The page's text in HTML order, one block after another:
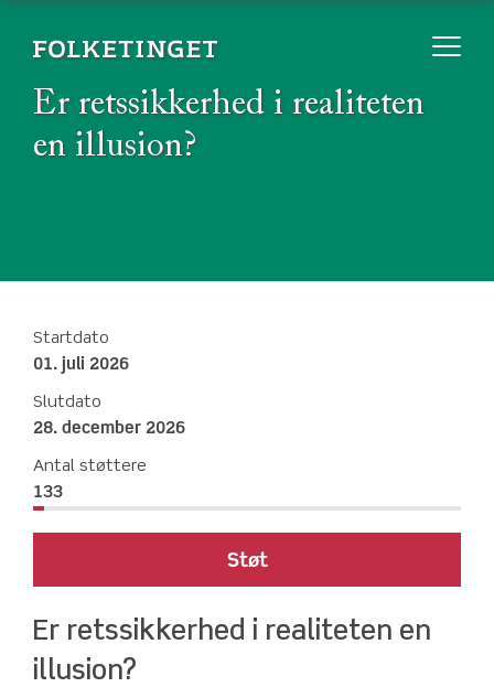
Er retssikkerhed i realiteten
en illusion?
Startdato
01. juli 2026
Slutdato
28. december 2026
Antal støttere
133
Støt
Er retssikkerhed i realiteten en
illusion?